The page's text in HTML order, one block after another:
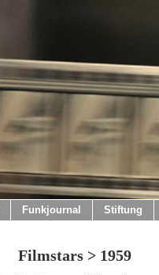
Funkjournal Stiftung
Filmstars > 1959